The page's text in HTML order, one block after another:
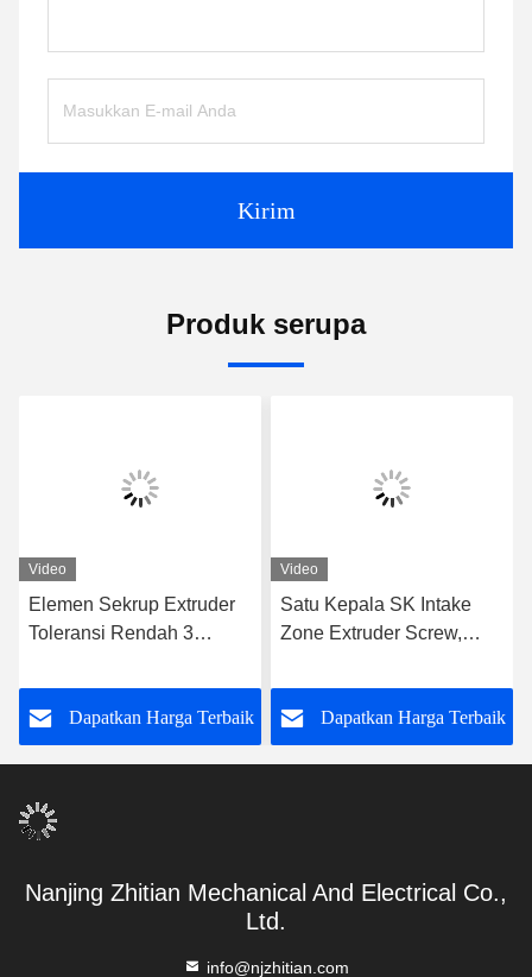
Kirim
Produk serupa
Video
Elemen Sekrup Extruder
Toleransi Rendah 3
Untuk Mesin WP Plastik
Twin Screw Extruder
Screw Element
Dapatkan Harga Terbaik
Video
Satu Kepala SK Intake
Zone Extruder Screw,
62.4mm OD Segmen
Sekrup Untuk Extruder
Seri Leistritz
Dapatkan Harga Terbaik
Nanjing Zhitian Mechanical And Electrical Co.,
Ltd.
info@njzhitian.com